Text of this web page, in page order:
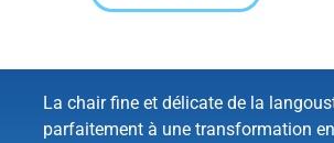
La chair fine et délicate de la
parfaitement à une transformation